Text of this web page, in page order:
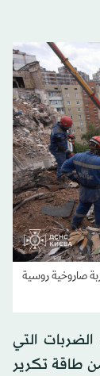
صاروخية روسية
الضربات التي
في المائة من طاقة تكرير